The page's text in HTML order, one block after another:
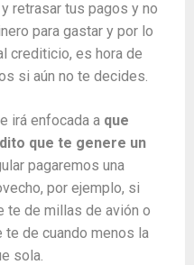
retrasar tus pagos y no
para gastar y por lo
crediticio, es hora de
si aún no te decides.
irá enfocada a que
que te genere un
pagaremos una
por ejemplo, si
te de millas de avión o
de cuando menos la
sola.